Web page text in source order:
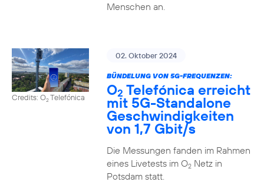
Menschen an.
Credits: O2Telefónica
02. Oktober 2024
BÜNDELUNG VON 5G-FREQUENZEN:
O2 Telefónica erreicht
mit 5G-Standalone
Geschwindigkeiten
von 1,7 Gbit/s
Die Messungen fanden im Rahmen
eines Livetests im O2Netz in
Potsdam statt.